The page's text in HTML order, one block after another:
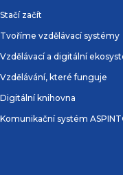
Stačí začít
Tvoříme vzdělávací systémy
Vzdělávací a digitální
Vzdělávání, které funguje
Digitální knihovna
Komunikační systém